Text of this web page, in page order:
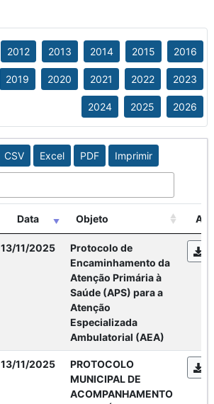
2012 2013 2014 2015 2016
2019 2020 2021 2022 2023
2024 2025 2026
CSV Excel PDF Imprimir
Data Objeto
13/11/2025
Protocolo de
Encaminhamento da
Atenção Primária à
Saúde (APS) para a
Atenção
Especializada
Ambulatorial (AEA)
13/11/2025
PROTOCOLO
MUNICIPAL DE
ACOMPANHAMENTO